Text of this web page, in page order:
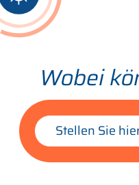
Wobei
Stellen Sie